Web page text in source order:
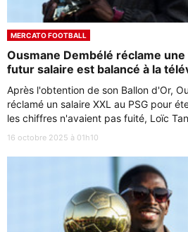
MERCATO FOOTBALL
Ousmane Dembélé réclame une
futur salaire est balancé à la
Après l'obtention de son Ballon d'Or,
réclamé un salaire XXL au PSG pour
les chiffres n'avaient pas fuité, Loïc
16 octobre 2025 à 01h10